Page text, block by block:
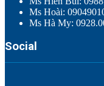
Ms Hoài:
Ms Hà My:
Social